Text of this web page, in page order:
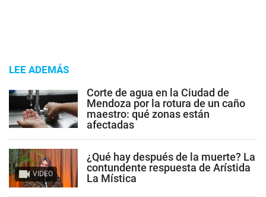
LEE ADEMÁS
Corte de agua en la Ciudad de
Mendoza por la rotura de un caño
maestro: qué zonas están
afectadas
VIDEO
¿Qué hay después de la muerte? La
contundente respuesta de Arístida
La Mística